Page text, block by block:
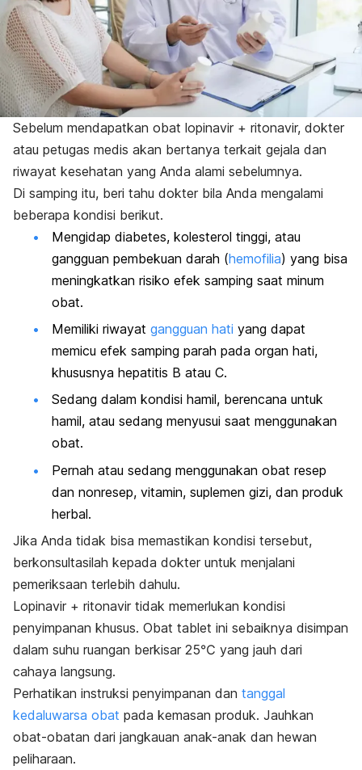
Sebelum mendapatkan obat lopinavir + ritonavir, dokter
atau petugas medis akan bertanya terkait gejala dan
riwayat kesehatan yang Anda alami sebelumnya.
Di samping itu, beri tahu dokter bila Anda mengalami
beberapa kondisi berikut.
Mengidap diabetes, kolesterol tinggi, atau
gangguan pembekuan darah (hemofilia) yang bisa
meningkatkan risiko efek samping saat minum
obat.
Memiliki riwayat gangguan hati yang dapat
memicu efek samping parah pada organ hati,
khususnya hepatitis B atau C.
Sedang dalam kondisi hamil, berencana untuk
hamil, atau sedang menyusui saat menggunakan
obat.
Pernah atau sedang menggunakan obat resep
dan nonresep, vitamin, suplemen gizi, dan produk
herbal.
Jika Anda tidak bisa memastikan kondisi tersebut,
berkonsultasilah kepada dokter untuk menjalani
pemeriksaan terlebih dahulu.
Lopinavir + ritonavir tidak memerlukan kondisi
penyimpanan khusus. Obat tablet ini sebaiknya disimpan
dalam suhu ruangan berkisar 25℃ yang jauh dari
cahaya langsung.
Perhatikan instruksi penyimpanan dan tanggal
kedaluwarsa obat pada kemasan produk. Jauhkan
obat-obatan dari jangkauan anak-anak dan hewan
peliharaan.